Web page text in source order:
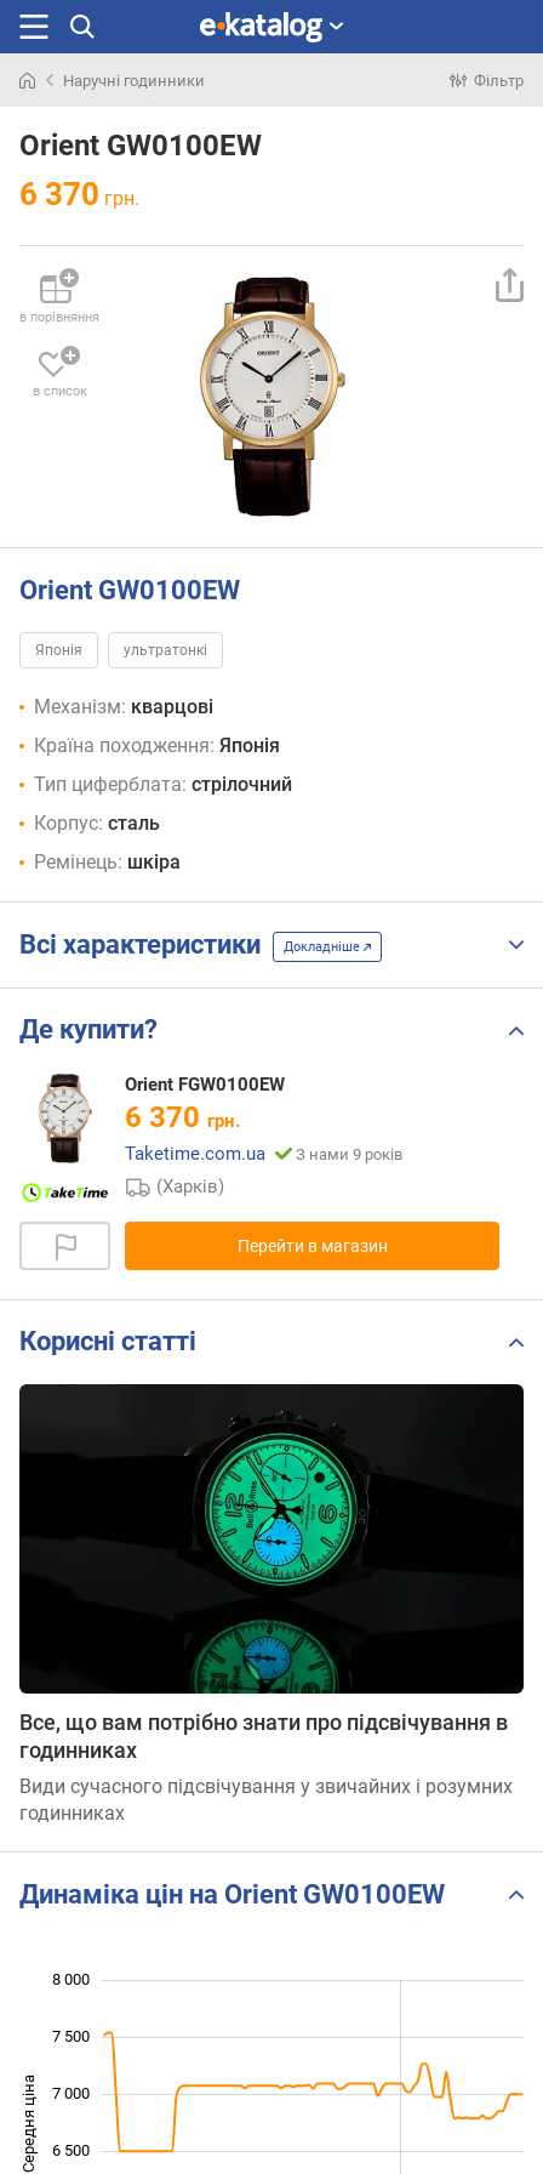
раніше
Наручні годинники Фільтр
Orient GW0100EW
6 370 грн.
в порівняння
в список
Orient GW0100EW
Японія ультратонкі
Механізм: кварцові
Країна походження: Японія
Тип циферблата: стрілочний
Корпус: сталь
Ремінець: шкіра
Всі характеристики Докладніше
Де купити?
Orient FGW0100EW
6 370 грн.
Taketime.com.ua
З нами 9 років
(Харків)
Перейти в магазин
Корисні статті
Все, що вам потрібно знати про підсвічування в
годинниках
Види сучасного підсвічування у звичайних і розумних
годинниках
Динаміка цін на Orient GW0100EW
Середня ціна 6 500
7 000
7 500
8 000